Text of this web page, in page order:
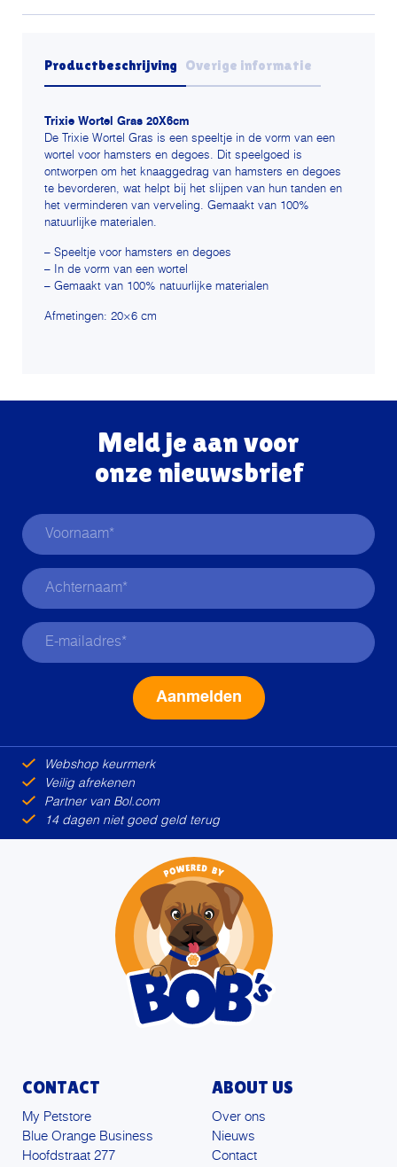
Productbeschrijving Overige informatie
Trixie Wortel Gras 20X6cm
De Trixie Wortel Gras is een speeltje in de vorm van een
wortel voor hamsters en degoes. Dit speelgoed is
ontworpen om het knaaggedrag van hamsters en degoes
te bevorderen, wat helpt bij het slijpen van hun tanden en
het verminderen van verveling. Gemaakt van 100%
natuurlijke materialen.
– Speeltje voor hamsters en degoes
– In de vorm van een wortel
– Gemaakt van 100% natuurlijke materialen
Afmetingen: 20×6 cm
Meld je aan voor
onze nieuwsbrief
Webshop keurmerk
Veilig afrekenen
Partner van Bol.com
14 dagen niet goed geld terug
CONTACT
My Petstore
Blue Orange Business
Hoofdstraat 277
ABOUT US
Over ons
Nieuws
Contact